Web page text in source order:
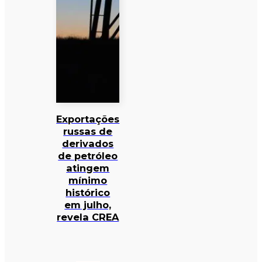
Exportações
russas de
derivados
de petróleo
atingem
mínimo
histórico
em julho,
revela CREA